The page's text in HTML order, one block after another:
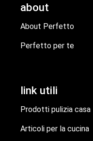
about
About Perfetto
Perfetto per te
link utili
Prodotti pulizia casa
Articoli per la cucina